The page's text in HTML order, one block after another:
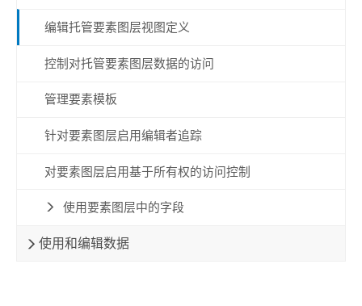
编辑托管要素图层视图定义
控制对托管要素图层数据的访问
管理要素模板
针对要素图层启用编辑者追踪
对要素图层启用基于所有权的访问控制
使用要素图层中的字段
使用和编辑数据